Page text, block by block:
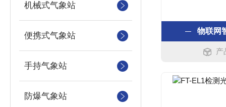
机械式气象站
便携式气象站
手持气象站
防爆气象站
物联网
产